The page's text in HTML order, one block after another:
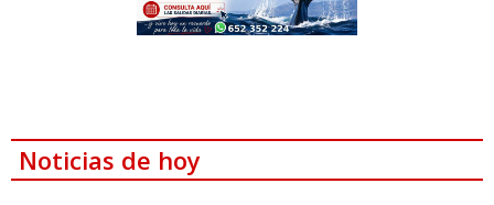
Noticias de hoy